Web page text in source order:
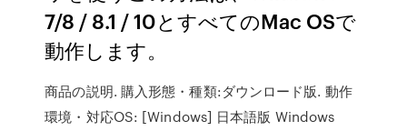
7/8 / 8.1 / 10とすべてのMac OSで
動作します。
商品の説明. 購入形態・種類:ダウンロード版. 動作
環境・対応OS: [Windows] 日本語版 Windows